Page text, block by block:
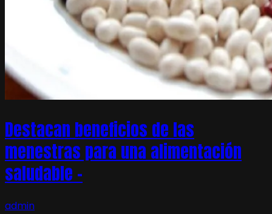
Destacan beneficios de las
menestras para una alimentación
saludable –
admin